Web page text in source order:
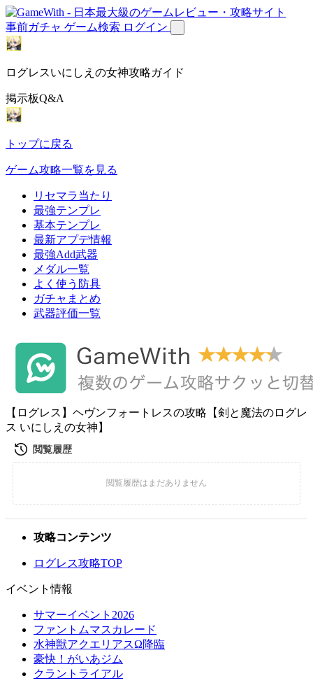
事前ガチャ ゲーム検索 ログイン
ログレスいにしえの女神攻略ガイド
掲示板Q&A
トップに戻る
ゲーム攻略一覧を見る
リセマラ当たり
最強テンプレ
基本テンプレ
最新アプデ情報
最強Add武器
メダル一覧
よく使う防具
ガチャまとめ
武器評価一覧
【ログレス】ヘヴンフォートレスの攻略【剣と魔法のログレ
ス いにしえの女神】
攻略コンテンツ
ログレス攻略TOP
イベント情報
サマーイベント2026
ファントムマスカレード
水神獣アクエリアスΩ降臨
豪快！がいあジム
クラントライアル